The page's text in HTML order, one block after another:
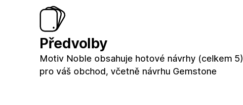
Předvolby
Motiv Noble obsahuje hotové návrhy (celkem 5)
pro váš obchod, včetně návrhu Gemstone